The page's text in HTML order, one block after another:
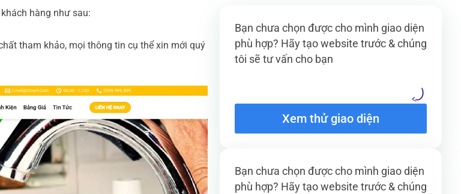
hàng như sau:
tham khảo, mọi thông tin cụ thể xin mới quý
Bạn chưa chọn được cho mình giao diện
phù hợp? Hãy tạo website trước & chúng
tôi sẽ tư vấn cho bạn
Xem thử giao diện
Bạn chưa chọn được cho mình giao diện
phù hợp? Hãy tạo website trước & chúng